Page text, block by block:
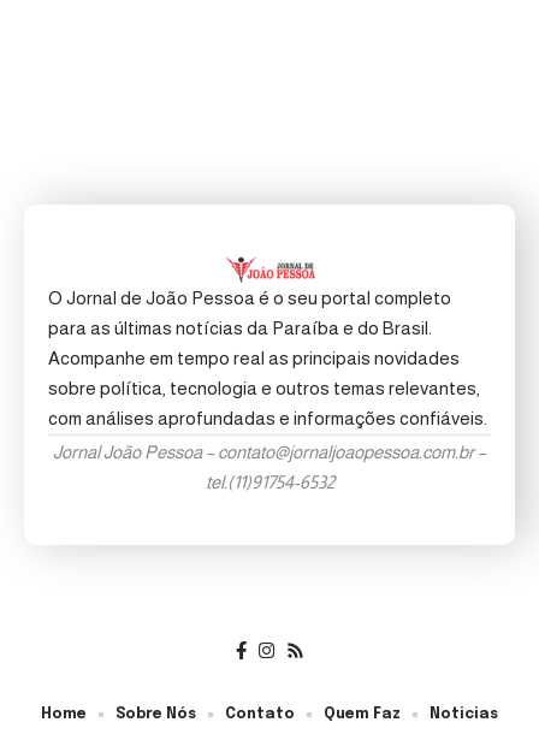
O Jornal de João Pessoa é o seu portal completo
para as últimas notícias da Paraíba e do Brasil.
Acompanhe em tempo real as principais novidades
sobre política, tecnologia e outros temas relevantes,
com análises aprofundadas e informações confiáveis.
Jornal João Pessoa –contato@jornaljoaopessoa.com.br–
tel.(11)91754-6532
Home Sobre Nós Contato Quem Faz Noticias